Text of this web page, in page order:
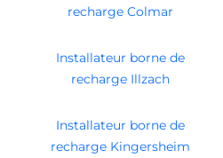
recharge Colmar
Installateur borne de
recharge Illzach
Installateur borne de
recharge Kingersheim